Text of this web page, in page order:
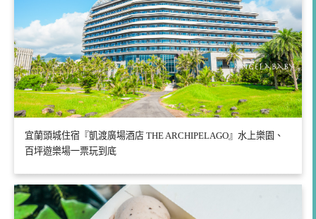
宜蘭頭城住宿『凱渡廣場酒店 THE ARCHIPELAGO』水上樂園、
百坪遊樂場一票玩到底